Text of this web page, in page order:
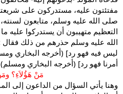
مفتئتون عليه، مستدركون على
صلى الله عليه وسلم، متابعون
التعظيم متهيبون أن يستدركوا عليه
الله عليه وسلم حذرهم من ذلك
ليس فيه فهو رد] (أخرجه البخاري
أمرنا فهو رد] (أخرجه البخاري ومسلم)
مَنْ هَؤُلاَءِ؟
وهنا يأتي السؤال من الداعون إلى